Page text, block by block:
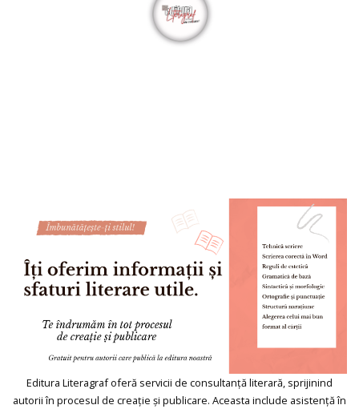
Editura Literagraf oferă servicii de consultanță literară, sprijinind
autorii în procesul de creație și publicare. Aceasta include asistență în